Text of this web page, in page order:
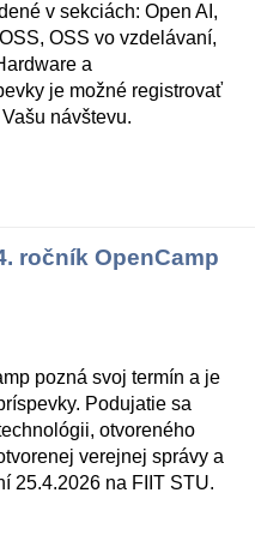
v sekciách: Open AI,
OSS vo vzdelávaní,
a
je možné registrovať
návštevu.
ročník OpenCamp
pozná svoj termín a je
Podujatie sa
otvoreného
verejnej správy a
25.4.2026 na FIIT STU.